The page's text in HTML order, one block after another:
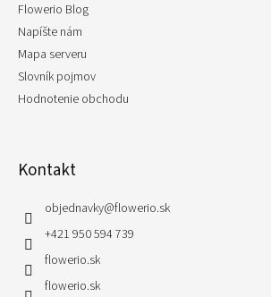
Flowerio Blog
Napíšte nám
Mapa serveru
Slovník pojmov
Hodnotenie obchodu
Kontakt
objednavky@flowerio.sk
+421 950 594 739
flowerio.sk
flowerio.sk